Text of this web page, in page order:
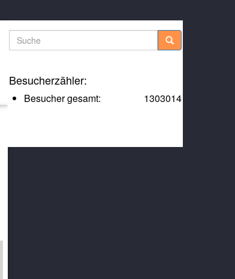
Suche
Besucherzähler:
1303014
Besucher gesamt: